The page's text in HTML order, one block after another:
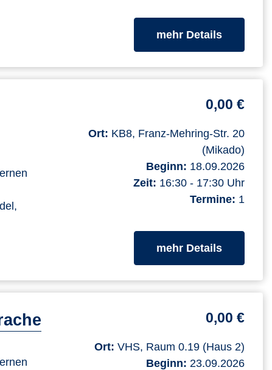
mehr Detailszum
0,00 €
Ort: KB8, Franz-Mehring-Str. 20
(Mikado)
Beginn: 18.09.2026
Zeit: 16:30 - 17:30 Uhr
Termine: 1
mehr Detailszum
0,00 €
Ort: VHS, Raum 0.19 (Haus 2)
Beginn: 23.09.2026